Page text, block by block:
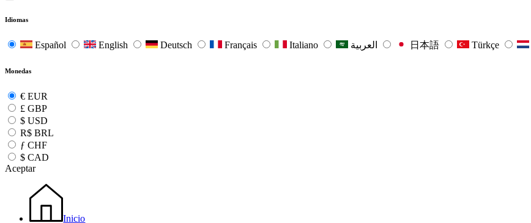
Idiomas
Español English Deutsch Français Italiano 日本語 Türkçe
Monedas
€ EUR
£ GBP
$ USD
R$ BRL
ƒ CHF
$ CAD
Aceptar
Inicio